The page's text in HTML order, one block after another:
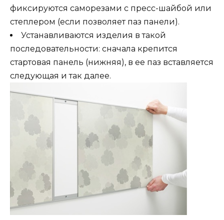
фиксируются саморезами с пресс-шайбой или
степлером (если позволяет паз панели).
Устанавливаются изделия в такой
последовательности: сначала крепится
стартовая панель (нижняя), в ее паз вставляется
следующая и так далее.